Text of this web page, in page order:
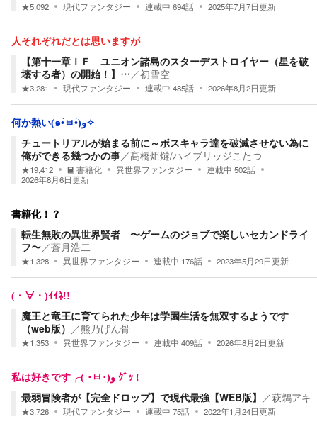
★5,092 現代ファンタジー 連載中 694話 2025年7月7日更新
人それぞれだとは思いますが
【第十一章ＩＦ ユニオン諸島のスターデストロイヤー（星を破
壊する者）の開始！】…／初雪空
★3,281 現代ファンタジー 連載中 485話 2026年8月2日更新
何か熱い(๑•̀ㅂ•́)و✧
チュートリアルが始まる前に～ボスキャラ達を破滅させない為に
俺ができる幾つかの事／髙橋炬燵/ハイブリッジこたつ
★19,412 書籍化 異世界ファンタジー 連載中 502話
2026年8月6日更新
書籍化！？
転生無敗の異世界賢者 〜ゲームのジョブで楽しいセカンドライ
フ〜／蒼月浩二
★1,328 異世界ファンタジー 連載中 176話 2023年5月29日更新
(・∀・)ｲｲﾈ!!
魔王と竜王に育てられた少年は学園生活を無双するようです
（web版） ／熊乃げん骨
★1,353 異世界ファンタジー 連載中 409話 2026年8月2日更新
私は好きです╭( ･ㅂ･)و ｸﾞｯ !
最弱冒険者が【完全ドロップ】で現代最強【WEB版】 ／萩鵜アキ
★3,726 現代ファンタジー 連載中 75話 2022年1月24日更新